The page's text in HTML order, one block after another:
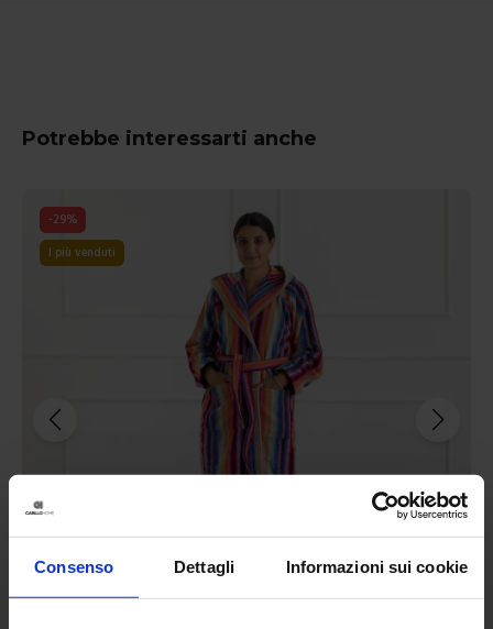
Consenso Dettagli Informazioni sui cookie
Potrebbe interessarti anche
-29%
I più venduti